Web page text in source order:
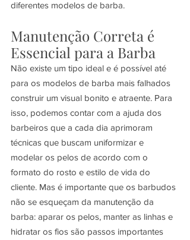
diferentes modelos de barba.
Manutenção Correta é
Essencial para a Barba
Não existe um tipo ideal e é possível até
para os modelos de barba mais falhados
construir um visual bonito e atraente. Para
isso, podemos contar com a ajuda dos
barbeiros que a cada dia aprimoram
técnicas que buscam uniformizar e
modelar os pelos de acordo com o
formato do rosto e estilo de vida do
cliente. Mas é importante que os barbudos
não se esqueçam da manutenção da
barba: aparar os pelos, manter as linhas e
hidratar os fios são passos importantes